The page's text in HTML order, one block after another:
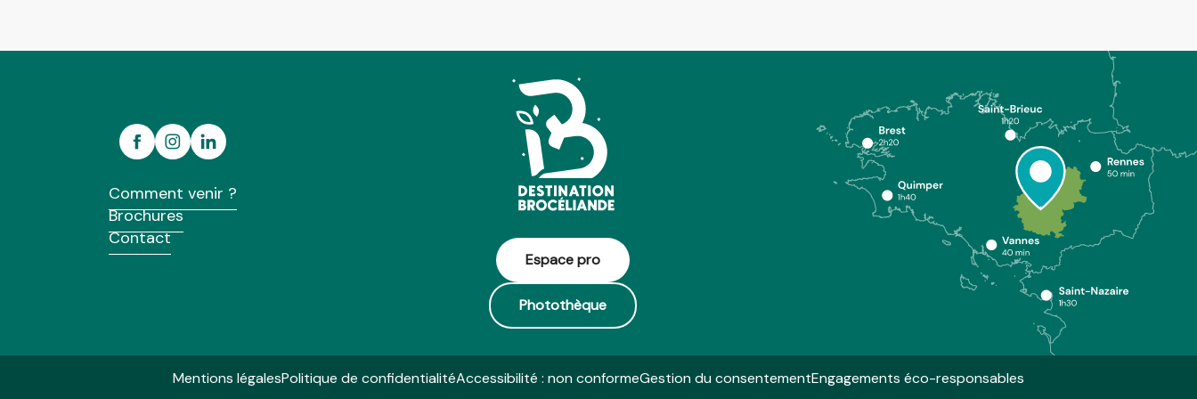
Comment venir ?
Brochures
Contact
Espace pro
Photothèque
Mentions légalesPolitique de confidentialitéAccessibilité : non conformeGestion du consentementEngagements éco-responsables